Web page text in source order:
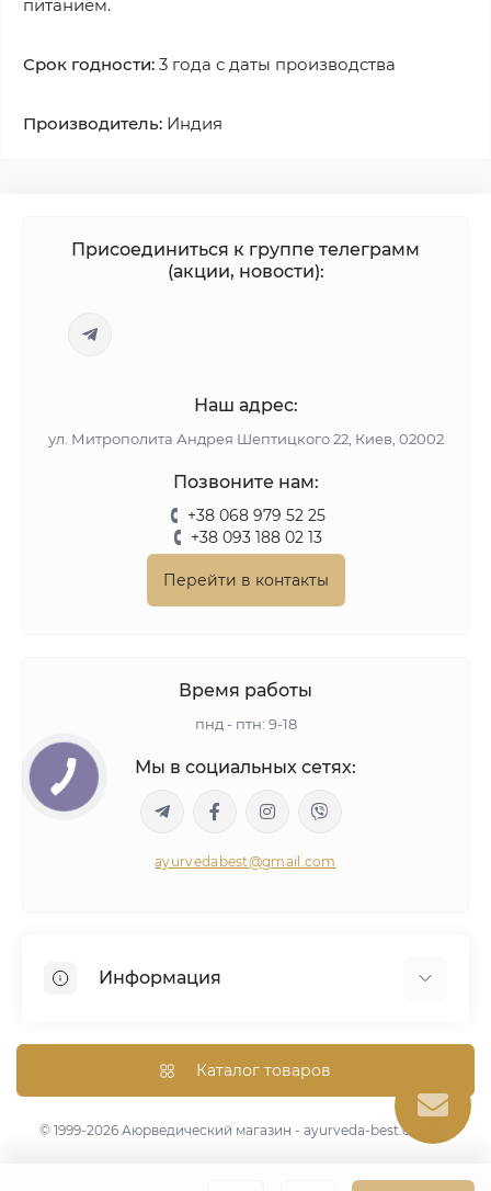
питанием.
Срок годности: 3 года с даты производства
Производитель: Индия
Присоединиться к группе телеграмм
(акции, новости):
Наш адрес:
ул. Митрополита Андрея Шептицкого 22, Киев, 02002
Позвоните нам:
+38 068 979 52 25
+38 093 188 02 13
Перейти в контакты
Время работы
пнд - птн: 9-18
Мы в социальных сетях:
ayurvedabest@gmail.com
Информация
Аюрведическая консультация
Оптом/Скидки
Карта сайта
Каталог товаров
© 1999-2026 Аюрведический магазин - ayurveda-best.com.ua